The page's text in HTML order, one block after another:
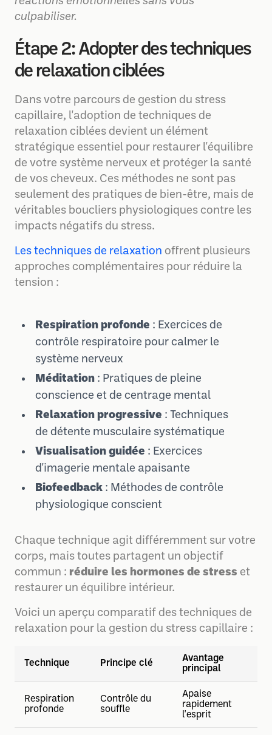
culpabiliser.
Étape 2: Adopter des techniques
de relaxation ciblées
Dans votre parcours de gestion du stress
capillaire, l'adoption de techniques de
relaxation ciblées devient un élément
stratégique essentiel pour restaurer l'équilibre
de votre système nerveux et protéger la santé
de vos cheveux. Ces méthodes ne sont pas
seulement des pratiques de bien-être, mais de
véritables boucliers physiologiques contre les
impacts négatifs du stress.
Les techniques de relaxation offrent plusieurs
approches complémentaires pour réduire la
tension :
Respiration profonde : Exercices de
contrôle respiratoire pour calmer le
système nerveux
Méditation : Pratiques de pleine
conscience et de centrage mental
Relaxation progressive : Techniques
de détente musculaire systématique
Visualisation guidée : Exercices
d'imagerie mentale apaisante
Biofeedback : Méthodes de contrôle
physiologique conscient
Chaque technique agit différemment sur votre
corps, mais toutes partagent un objectif
commun : réduire les hormones de stress et
restaurer un équilibre intérieur.
Voici un aperçu comparatif des techniques de
relaxation pour la gestion du stress capillaire :
Technique Principe clé
Avantage
principal
Respiration
profonde
Contrôle du
souffle
Apaise
rapidement
l'esprit